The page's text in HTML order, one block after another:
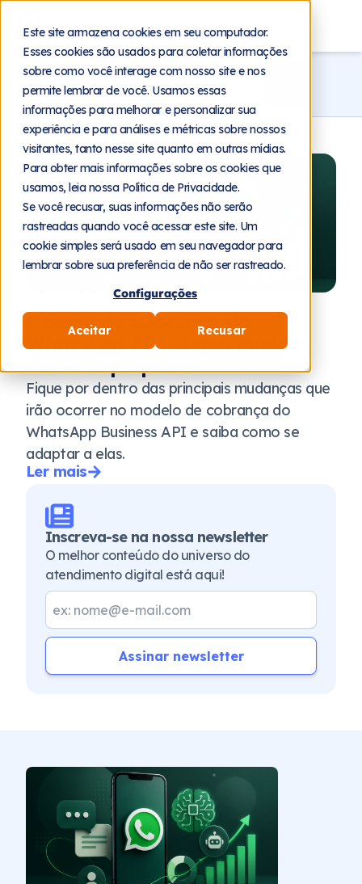
Este site armazena cookies em seu computador.
Esses cookies são usados para coletar informações
sobre como você interage com nosso site e nos
permite lembrar de você. Usamos essas
informações para melhorar e personalizar sua
experiência e para análises e métricas sobre nossos
visitantes, tanto nesse site quanto em outras mídias.
Para obter mais informações sobre os cookies que
usamos, leia nossa Política de Privacidade.
Se você recusar, suas informações não serão
rastreadas quando você acessar este site. Um
cookie simples será usado em seu navegador para
lembrar sobre sua preferência de não ser rastreado.
Configurações
Aceitar Recusar
Blog
4 de agosto de 2026
Modelo de cobrança do
WhatsApp API: o que muda e
como se preparar?
Fique por dentro das principais mudanças que
irão ocorrer no modelo de cobrança do
WhatsApp Business API e saiba como se
adaptar a elas.
Ler mais
Inscreva-se na nossa newsletter
O melhor conteúdo do universo do
atendimento digital está aqui!
Assinar newsletter